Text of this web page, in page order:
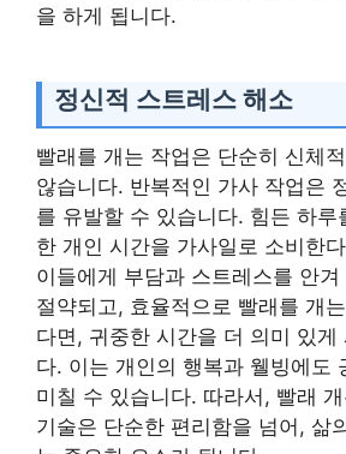
을 하게 됩니다.
정신적 스트레스 해소
빨래를 개는 작업은 단순히 신체
않습니다. 반복적인 가사 작업은
를 유발할 수 있습니다. 힘든 하루
한 개인 시간을 가사일로 소비한
이들에게 부담과 스트레스를 안
절약되고, 효율적으로 빨래를 개
다면, 귀중한 시간을 더 의미 있게
다. 이는 개인의 행복과 웰빙에도
미칠 수 있습니다. 따라서, 빨래
기술은 단순한 편리함을 넘어, 삶